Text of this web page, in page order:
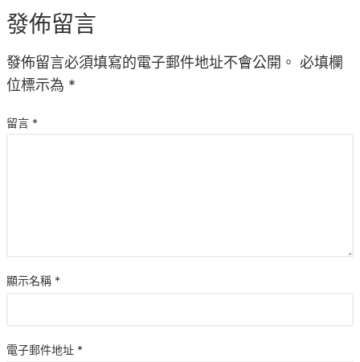
發佈留言
發佈留言必須填寫的電子郵件地址不會公開。 必填欄
位標示為 *
留言 *
顯示名稱 *
電子郵件地址 *